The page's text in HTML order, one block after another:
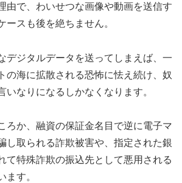
由で、わいせつな画像や動画を送信す
ースも後を絶ちません。
デジタルデータを送ってしまえば、一
の海に拡散される恐怖に怯え続け、奴
いなりになるしかなくなります。
ろか、融資の保証金名目で逆に電子マ
し取られる詐欺被害や、指定された銀
て特殊詐欺の振込先として悪用される
ます。